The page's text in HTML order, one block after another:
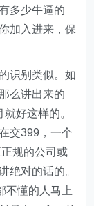
多少牛逼的
加入进来，保
识别类似。如
么讲出来的
好这样的。
交399，一个
规的公司或
绝对的话的。
不懂的人马上